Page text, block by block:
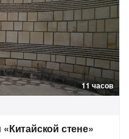
11 часов
стене»